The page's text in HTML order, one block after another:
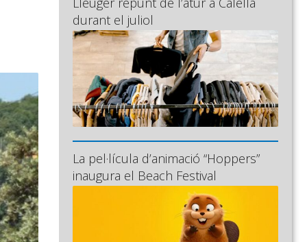
durant el juliol
La pel·lícula d’animació “Hoppers”
inaugura el Beach Festival